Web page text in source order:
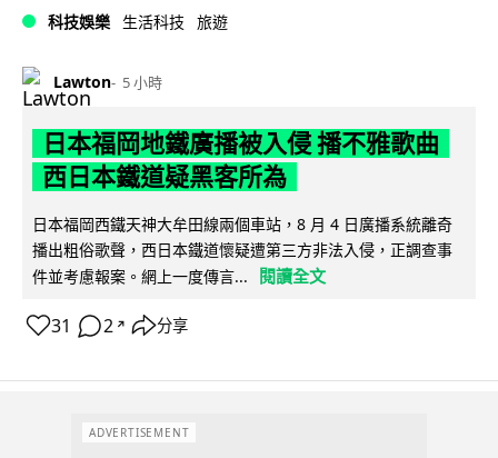
科技娛樂 生活科技 旅遊
Lawton 5 小時
日本福岡地鐵廣播被入侵 播不雅歌曲
西日本鐵道疑黑客所為
日本福岡西鐵天神大牟田線兩個車站，8 月 4 日廣播系統離奇
播出粗俗歌聲，西日本鐵道懷疑遭第三方非法入侵，正調查事
件並考慮報案。網上一度傳言...
閱讀全文
31 2 ↗ 分享
ADVERTISEMENT